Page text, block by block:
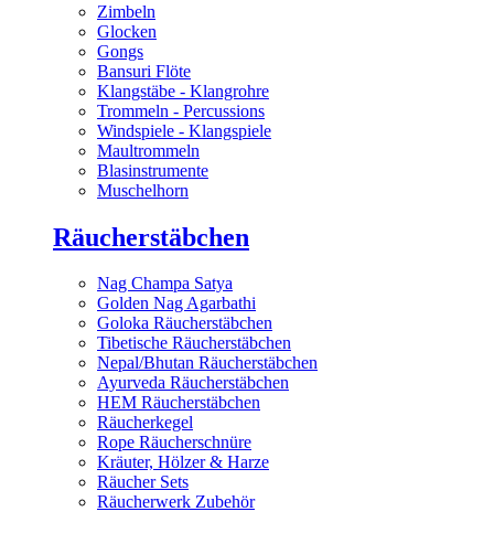
Zimbeln
Glocken
Gongs
Bansuri Flöte
Klangstäbe - Klangrohre
Trommeln - Percussions
Windspiele - Klangspiele
Maultrommeln
Blasinstrumente
Muschelhorn
Räucherstäbchen
Nag Champa Satya
Golden Nag Agarbathi
Goloka Räucherstäbchen
Tibetische Räucherstäbchen
Nepal/Bhutan Räucherstäbchen
Ayurveda Räucherstäbchen
HEM Räucherstäbchen
Räucherkegel
Rope Räucherschnüre
Kräuter, Hölzer & Harze
Räucher Sets
Räucherwerk Zubehör